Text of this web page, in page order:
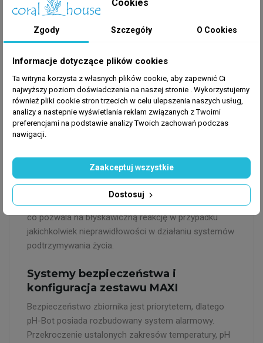
Inteligentne monitorowanie
temperatury i zawartości CO2
temperatury z serii Temp AT, który pozwala na stały
podgląd ciepłoty wody z rozdzielczością do 0.1°C.
Unikalną funkcjonalnością sterownika jest wbudowany
algorytm obliczający przybliżoną zawartość CO2 w
wodzie na podstawie aktualnego pH oraz
wprowadzonej przez użytkownika twardości
stosowania mało dokładnych indykatorów
kropelkowych i daje akwaryście precyzyjną informację
o poziomie wysycenia wody gazem. Wszystkie
parametry są monitorowane w czasie rzeczywistym,
co pozwala na błyskawiczną reakcję w przypadku
jakichkolwiek nieprawidłowości w działaniu systemów
podtrzymywania życia.
Systemy bezpieczeństwa i
konfiguracja zestawu MAXI
Bezpieczeństwo zbiornika jest priorytetem, dlatego
pH-Bot posiada rozbudowany system alarmowy.
Przekroczenie ustalonych zakresów temperatury, pH
Cookies
Zgody Szczegóły O Cookies
Informacje dotyczące plików cookies
Ta witryna korzysta z własnych plików cookie, aby zapewnić Ci
najwyższy poziom doświadczenia na naszej stronie . Wykorzystujemy
również pliki cookie stron trzecich w celu ulepszenia naszych usług,
analizy a nastepnie wyświetlania reklam związanych z Twoimi
preferencjami na podstawie analizy Twoich zachowań podczas
nawigacji.
Dostosuj
Zaakceptuj wszystkie